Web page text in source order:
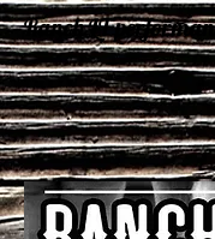
Ranch LT